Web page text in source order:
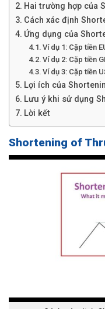
Hai trường hợp của
Cách xác định
Ứng dụng của
Ví dụ 1: Cặp tiền
Ví dụ 2: Cặp tiền
Ví dụ 3: Cặp tiền
Lợi ích của
Lưu ý khi sử dụng
Lời kết
Shortening of